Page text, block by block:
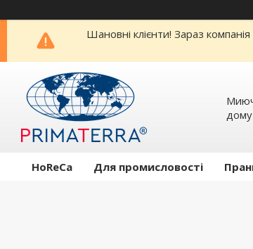
Шановні клієнти! Зараз
дому
HoReCa Для промисловості